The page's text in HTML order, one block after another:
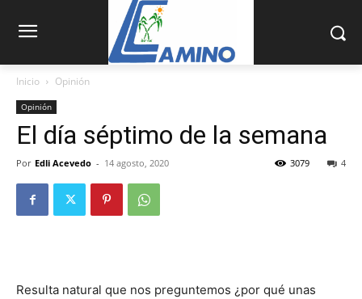
Inicio Opinión
Opinión
El día séptimo de la semana
Por Edli Acevedo - 14 agosto, 2020 4
3079
Resulta natural que nos preguntemos ¿por qué unas